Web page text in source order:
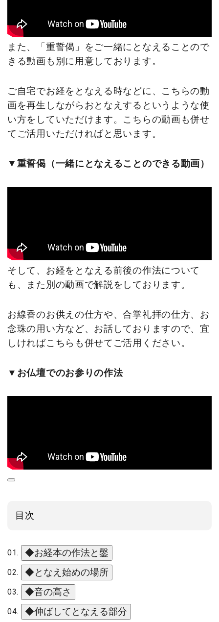
また、「重誓偈」をご一緒にとなえることので
きる動画も別に用意しております。
ご自宅でお経をとなえる時などに、こちらの動
画を再生しながらおとなえするというような使
い方をしていただけます。こちらの動画も併せ
てご活用いただければと思います。
▼重誓偈（一緒にとなえることのできる動画）
そして、お経をとなえる前後の作法について
も、また別の動画で解説をしております。
お線香のお供えの仕方や、合掌礼拝の仕方、お
念珠の用い方など、お話しておりますので、宜
しければこちらも併せてご活用ください。
▼お仏壇でのお参りの作法
目次
◆お経本の作法と鏧
◆となえ始めの場所
◆音の高さ
◆伸ばしてとなえる部分